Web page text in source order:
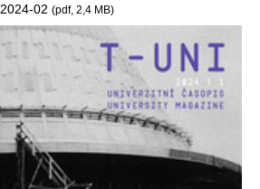
2024-02 (pdf, 2,4 MB)